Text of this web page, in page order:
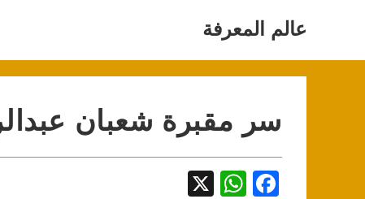
عالم المعرفة
سر مقبرة شعبان
F
W